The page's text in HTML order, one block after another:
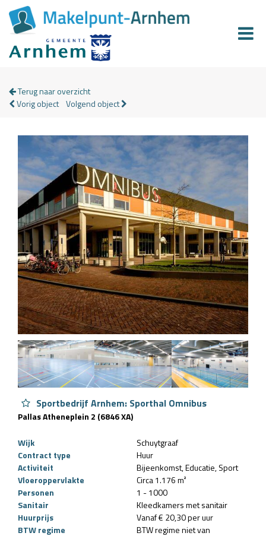
Terug naar overzicht
Vorig object Volgend object
Sportbedrijf Arnhem: Sporthal Omnibus
Pallas Atheneplein 2 (6846 XA)
Wijk
Schuytgraaf
Contract type
Huur
Activiteit
Bijeenkomst Educatie Sport
Vloeroppervlakte
Circa 1.176 m²
Personen
1 - 1000
Sanitair
Kleedkamers met sanitair
Huurprijs
Vanaf € 20,30 per uur
BTW regime
BTW regime niet van